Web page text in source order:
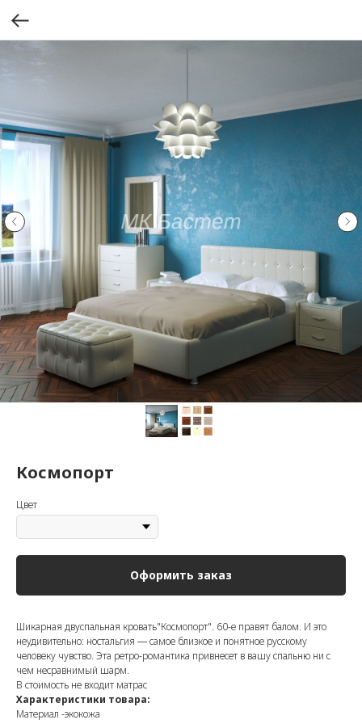
Космопорт
Цвет
Оформить заказ
Шикарная двуспальная кровать"Космопорт". 60-е правят балом. И это
неудивительно: ностальгия ― самое близкое и понятное русскому
человеку чувство. Эта ретро-романтика привнесет в вашу спальню ни с
чем несравнимый шарм.
В стоимость не входит матрас
Характеристики товара:
Материал -экокожа